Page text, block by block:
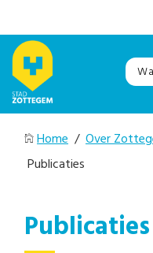
Home / Over
Publicaties
Publicaties